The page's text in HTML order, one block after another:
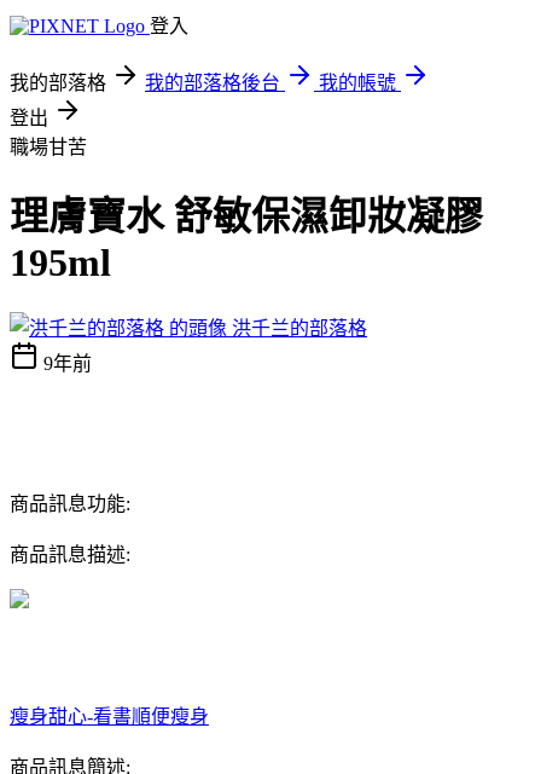
登入
我的部落格 我的部落格後台
我的帳號
登出
職場甘苦
理膚寶水 舒敏保濕卸妝凝膠
195ml
洪千兰的部落格
9年前
商品訊息功能:
商品訊息描述:
瘦身甜心-看書順便瘦身
商品訊息簡述: